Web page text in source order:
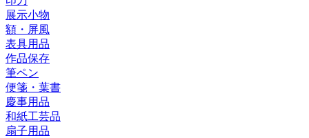
展示小物
額・屏風
表具用品
作品保存
筆ペン
便箋・葉書
慶事用品
和紙工芸品
扇子用品